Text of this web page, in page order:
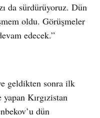
da sürdürüyoruz. Dün
oldu. Görüşmeler
edecek.”
geldikten sonra ilk
Kırgızistan
dün